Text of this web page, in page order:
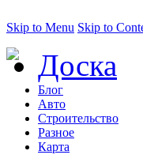
Skip to Menu Skip to
Доска
Блог
Авто
Строительство
Разное
Карта